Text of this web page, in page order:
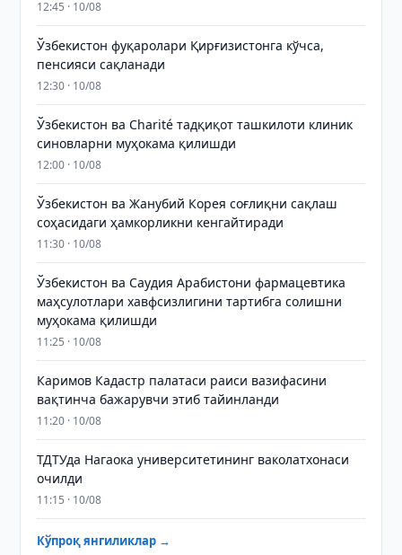
12:45 · 10/08
Ўзбекистон фуқаролари Қирғизистонга кўчса,
пенсияси сақланади
12:30 · 10/08
Ўзбекистон ва Charité тадқиқот ташкилоти клиник
синовларни муҳокама қилишди
12:00 · 10/08
Ўзбекистон ва Жанубий Корея соғлиқни сақлаш
соҳасидаги ҳамкорликни кенгайтиради
11:30 · 10/08
Ўзбекистон ва Саудия Арабистони фармацевтика
маҳсулотлари хавфсизлигини тартибга солишни
муҳокама қилишди
11:25 · 10/08
Каримов Кадастр палатаси раиси вазифасини
вақтинча бажарувчи этиб тайинланди
11:20 · 10/08
ТДТУда Нагаока университетининг ваколатхонаси
очилди
11:15 · 10/08
Кўпроқ янгиликлар →